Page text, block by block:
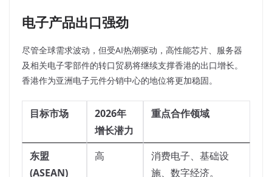
电子产品出口强劲
尽管全球需求波动，但受AI热潮驱动，高性能芯片、服务器
及相关电子零部件的转口贸易将继续支撑香港的出口增长。
香港作为亚洲电子元件分销中心的地位将更加稳固。
目标市场
2026年
增长潜力
重点合作领域
东盟
(ASEAN)
高
消费电子、基础设
施、数字经济。